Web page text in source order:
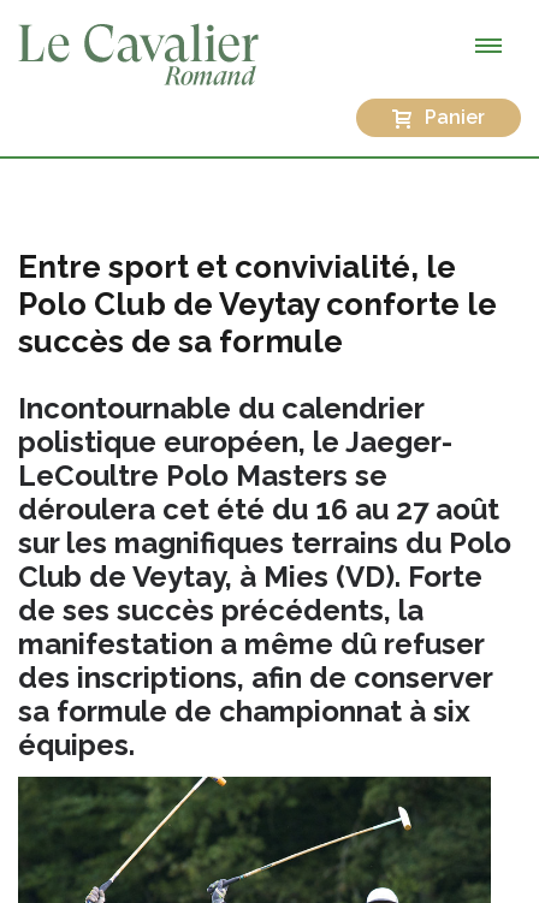
Panier
Entre sport et convivialité, le
Polo Club de Veytay conforte le
succès de sa formule
Incontournable du calendrier
polistique européen, le Jaeger-
LeCoultre Polo Masters se
déroulera cet été du 16 au 27 août
sur les magnifiques terrains du Polo
Club de Veytay, à Mies (VD). Forte
de ses succès précédents, la
manifestation a même dû refuser
des inscriptions, afin de conserver
sa formule de championnat à six
équipes.